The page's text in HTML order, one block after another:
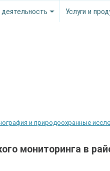
деятельность Услуги и
и природоохранные
мониторинга в